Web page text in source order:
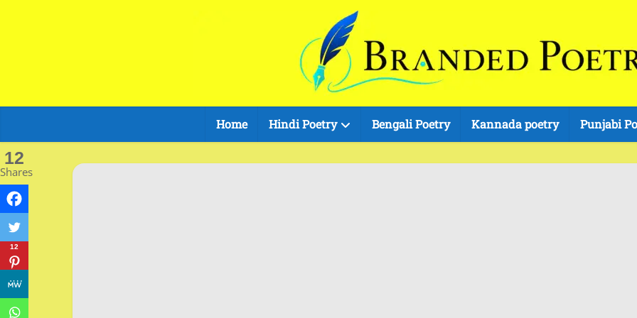
Home Hindi Poetry Bengali Poetry Kannada poetry Punjabi
12
Shares
12